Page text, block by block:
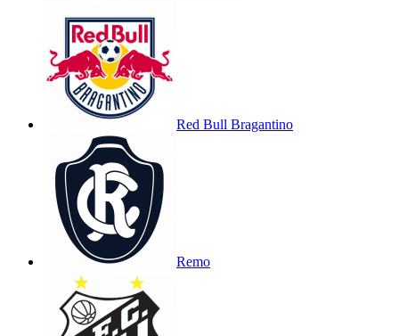
Red Bull Bragantino
Remo